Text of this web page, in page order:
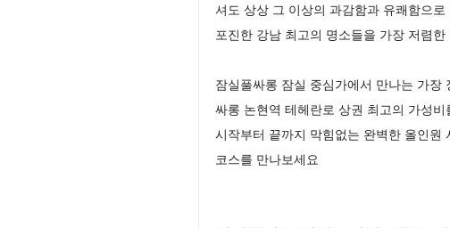
셔도 상상 그 이상의 과감함과 유쾌함으
포진한 강남 최고의 명소들을 가장 저렴
잠실풀싸롱 잠실 중심가에서 만나는 가
싸롱 논현역 테헤란로 상권 최고의 가성
시작부터 끝까지 막힘없는 완벽한 올인
코스를 만나보세요